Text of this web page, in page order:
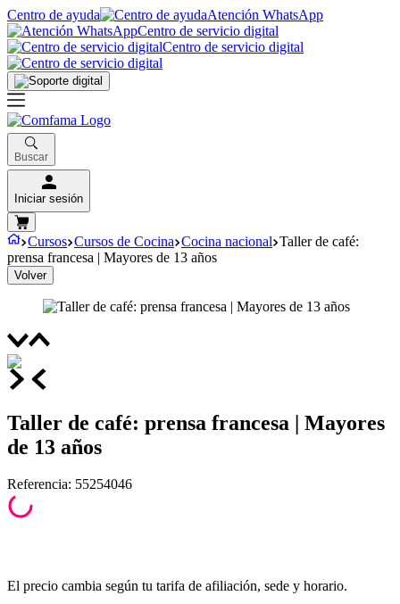
Centro de ayuda
Atención WhatsApp
Centro de servicio digital
Centro de servicio digital
Buscar
Iniciar sesión
Cursos Cursos de Cocina Cocina nacional Taller de café:
prensa francesa | Mayores de 13 años
Volver
Taller de café: prensa francesa | Mayores
de 13 años
Referencia: 55254046
El precio cambia según tu tarifa de afiliación, sede y horario.